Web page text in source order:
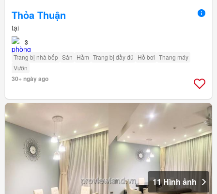
Thỏa Thuận
tại
3
Trang bị nhà bếp Sân Hầm Trang bị đầy đủ Hồ bơi Thang máy
Vườn
30+ ngày ago
11 Hình ảnh